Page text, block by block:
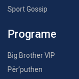
Sport Gossip
Programe
Big Brother VIP
Për’puthen